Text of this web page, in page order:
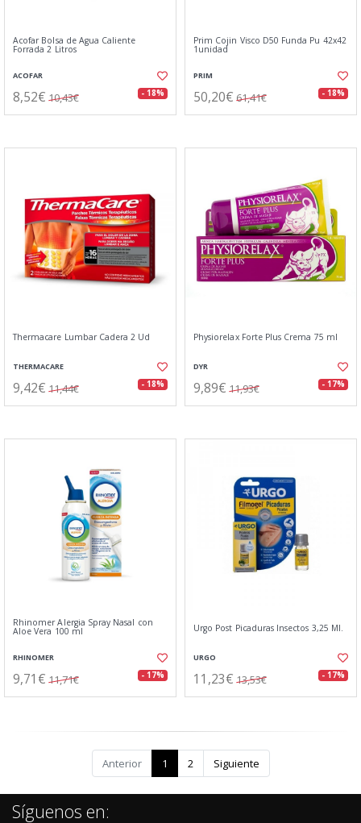
Acofar Bolsa de Agua Caliente
Forrada 2 Litros
ACOFAR
8,52€ 10,43€ - 18%
Prim Cojin Visco D50 Funda Pu 42x42
1unidad
PRIM
50,20€ 61,41€ - 18%
Thermacare Lumbar Cadera 2 Ud
THERMACARE
9,42€ 11,44€ - 18%
Physiorelax Forte Plus Crema 75 ml
DYR
9,89€ 11,93€ - 17%
Rhinomer Alergia Spray Nasal con
Aloe Vera 100 ml
RHINOMER
9,71€ 11,71€ - 17%
Urgo Post Picaduras Insectos 3,25 Ml.
URGO
11,23€ 13,53€ - 17%
Anterior 1 2 Siguiente
Síguenos en: